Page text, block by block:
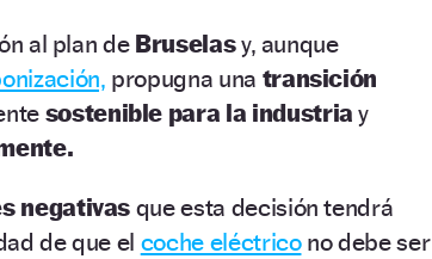
al plan deBruselasy, aunque
propugna una transición
sostenible para la industria y
negativas que esta decisión tendrá
de que el coche eléctricono debe ser